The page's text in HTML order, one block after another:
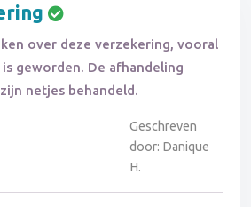
over deze verzekering, vooral
geworden. De afhandeling
netjes behandeld.
Geschreven
door: Danique
H.